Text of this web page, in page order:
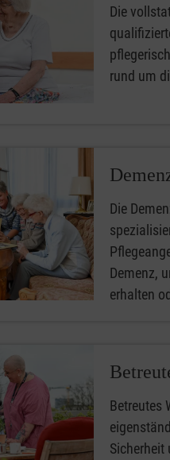
Die
rund um
Die
Demenz,
erhalten
Betreutes
Sicherheit